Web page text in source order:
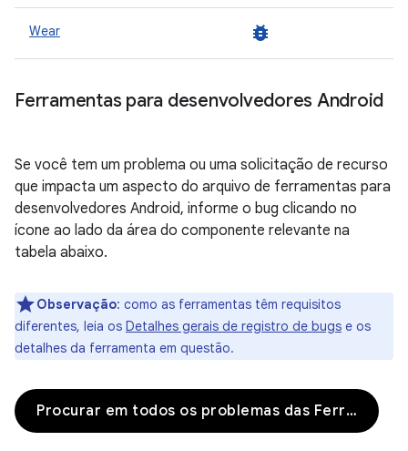
Wear bug_report
Ferramentas para desenvolvedores Android
Se você tem um problema ou uma solicitação de recurso
que impacta um aspecto do arquivo de ferramentas para
desenvolvedores Android, informe o bug clicando no
ícone ao lado da área do componente relevante na
tabela abaixo.
Observação: como as ferramentas têm requisitos
diferentes, leia os Detalhes gerais de registro de bugs e os
detalhes da ferramenta em questão.
Procurar em todos os problemas das Ferramentas para desenvolvedores